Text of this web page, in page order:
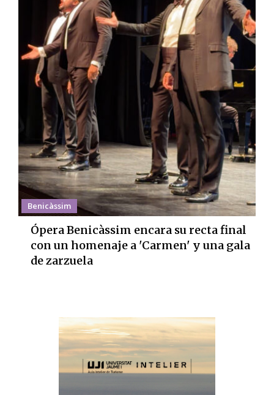
Benicàssim
Ópera Benicàssim encara su recta final
con un homenaje a 'Carmen' y una gala
de zarzuela